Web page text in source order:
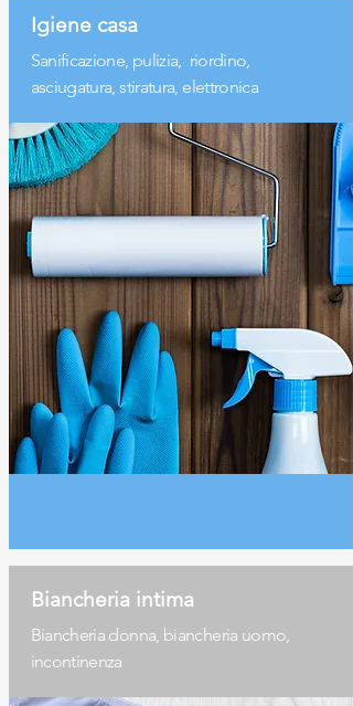
Igiene casa
Sanificazione, pulizia, riordino,
asciugatura,stiratura, elettronica
Biancheria intima
Biancheria donna, biancheria uomo,
incontinenza